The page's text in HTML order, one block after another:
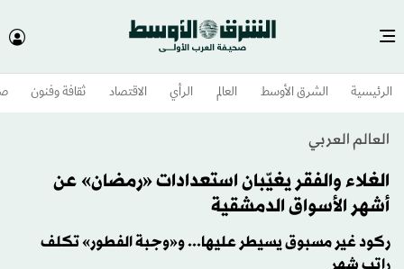
الرئيسية الشرق الأوسط​ العالم الرأي الاقتصاد ثقافة وفنون
العالم العربي
الغلاء والفقر يغيّبان استعدادات «رمضان» عن
أشهر الأسواق الدمشقية
ركود غير مسبوق يسيطر عليها... و«وجبة الفطور» تكلف